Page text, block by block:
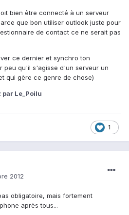
bien être connecté à un serveur
que bon utiliser outlook juste pour
de contact ce ne serait pas
ce dernier et synchro ton
peu qu'il s'agisse d'un serveur un
qui gère ce genre de chose)
par Le_Poilu
1
2012
obligatoire, mais fortement
après tous...